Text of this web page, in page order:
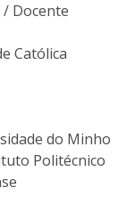
Docente
Católica
do Minho
Politécnico